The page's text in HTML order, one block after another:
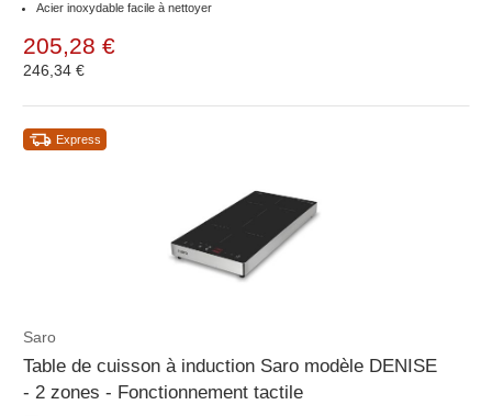
Acier inoxydable facile à nettoyer
205,28 €
246,34 €
Express
Saro
Table de cuisson à induction Saro modèle DENISE
- 2 zones - Fonctionnement tactile